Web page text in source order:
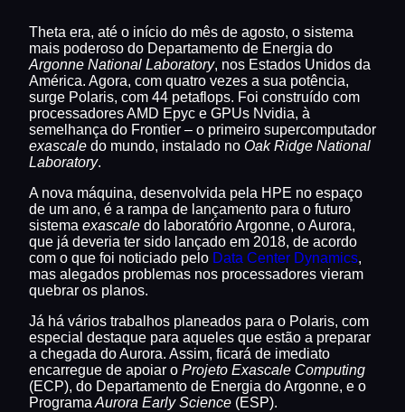
Theta era, até o início do mês de agosto, o sistema
mais poderoso do Departamento de Energia do
Argonne National Laboratory, nos Estados Unidos da
América. Agora, com quatro vezes a sua potência,
surge Polaris, com 44 petaflops. Foi construído com
processadores AMD Epyc e GPUs Nvidia, à
semelhança do Frontier – o primeiro supercomputador
exascale do mundo, instalado no Oak Ridge National
Laboratory.
A nova máquina, desenvolvida pela HPE no espaço
de um ano, é a rampa de lançamento para o futuro
sistema exascale do laboratório Argonne, o Aurora,
que já deveria ter sido lançado em 2018, de acordo
com o que foi noticiado pelo Data Center Dynamics,
mas alegados problemas nos processadores vieram
quebrar os planos.
Já há vários trabalhos planeados para o Polaris, com
especial destaque para aqueles que estão a preparar
a chegada do Aurora. Assim, ficará de imediato
encarregue de apoiar o Projeto Exascale Computing
(ECP), do Departamento de Energia do Argonne, e o
Programa Aurora Early Science (ESP).